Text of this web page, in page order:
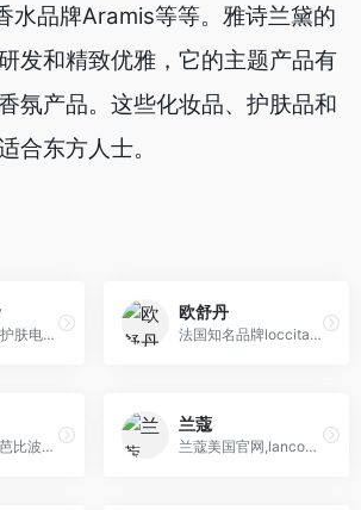
水品牌Aramis等等。雅诗兰黛的
发和精致优雅，它的主题产品有
氛产品。这些化妆品、护肤品和
合东方人士。
英国知名美妆护肤电商 直邮支付宝
欧舒丹
法国知名品牌loccitane欧舒丹
Bobbi Brown芭比波朗，世界顶级专业彩妆品牌，也是雅诗兰黛集团旗下专业彩妆品牌
兰蔻
兰蔻美国官网,lancome是美国知名美妆护肤品牌